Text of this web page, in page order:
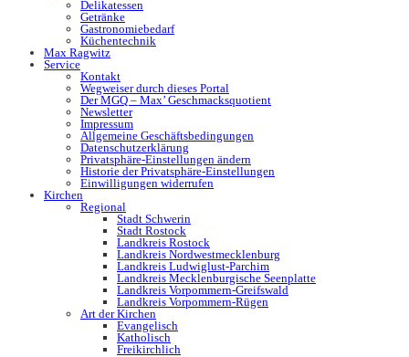
Delikatessen
Getränke
Gastronomiebedarf
Küchentechnik
Max Ragwitz
Service
Kontakt
Wegweiser durch dieses Portal
Der MGQ – Max’ Geschmacksquotient
Newsletter
Impressum
Allgemeine Geschäftsbedingungen
Datenschutzerklärung
Privatsphäre-Einstellungen ändern
Historie der Privatsphäre-Einstellungen
Einwilligungen widerrufen
Kirchen
Regional
Stadt Schwerin
Stadt Rostock
Landkreis Rostock
Landkreis Nordwestmecklenburg
Landkreis Ludwiglust-Parchim
Landkreis Mecklenburgische Seenplatte
Landkreis Vorpommern-Greifswald
Landkreis Vorpommern-Rügen
Art der Kirchen
Evangelisch
Katholisch
Freikirchlich